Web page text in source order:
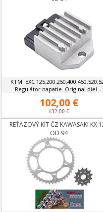
KTM EXC
Regulátor napatie. Original diel ...
102,00 €
132,00 €
REŤAZOVÝ KIT ČZ KAWASAKI KX
OD 94